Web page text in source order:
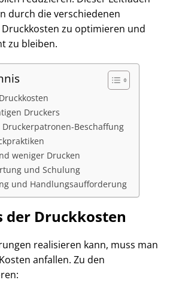
durch die verschiedenen
zu optimieren und
zu bleiben.
Druckers
Beschaffung
weniger Drucken
und Schulung
und Handlungsaufforderung
der Druckkosten
realisieren kann, muss man
anfallen. Zu den